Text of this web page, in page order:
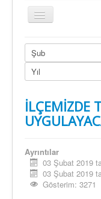
Gezinme
geçişini
İLÇEMİZDE
Ayrıntılar
03 Şubat 2019
03 Şubat 2019
Gösterim: 3271